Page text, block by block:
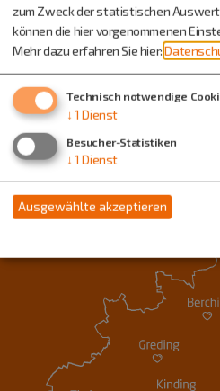
Absenden
Eine Kopie dieser E-Mail wird an
zum Zweck der statistischen
können die hier vorgenommenen
Mehr dazu erfahren Sie hier:
Technisch notwendige
↓ 1 Dienst
Besucher-Statistiken
↓ 1 Dienst
Ausgewählte akzeptieren